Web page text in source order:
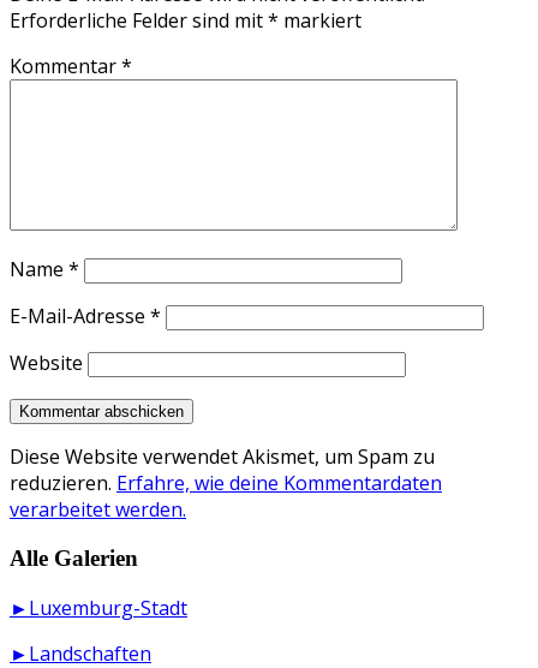
Erforderliche Felder sind mit* markiert
Kommentar*
Name *
E-Mail-Adresse *
Website
Diese Website verwendet Akismet, um Spam zu
reduzieren. Erfahre, wie deine Kommentardaten
verarbeitet werden.
Alle Galerien
►Luxemburg-Stadt
►Landschaften